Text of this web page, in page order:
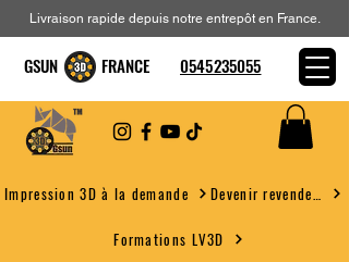
Impression 3D à la demande
Formations LV3D
Livraison rapide depuis notre entrepôt en France.
GSUN FRANCE 0545235055